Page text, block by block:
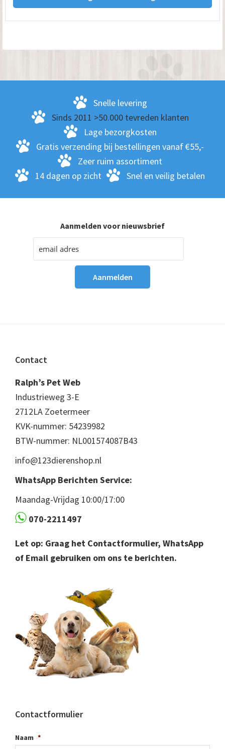
Snelle levering
Sinds 2011 >50.000 tevreden klanten
Lage bezorgkosten
Gratis verzending bij bestellingen vanaf €55,-
Zeer ruim assortiment
14 dagen op zicht
Snel en veilig betalen
Aanmelden voor nieuwsbrief
Footer
Contact
Ralph’s Pet Web
Industrieweg 3-E
2712LA Zoetermeer
KVK-nummer: 54239982
BTW-nummer: NL001574087B43
info@123dierenshop.nl
WhatsApp Berichten Service:
Maandag-Vrijdag 10:00/17:00
070-2211497
Let op: Graag het Contactformulier, WhatsApp
of Email gebruiken om ons te berichten.
Contactformulier
Naam *